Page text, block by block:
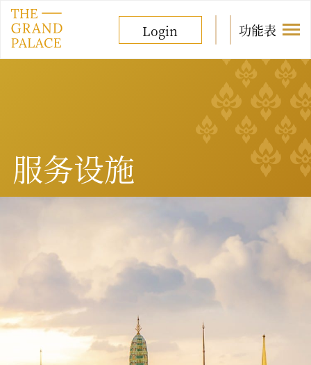
Login 功能表
服务设施